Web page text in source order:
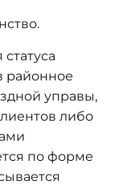
районное
управы,
либо
по форме